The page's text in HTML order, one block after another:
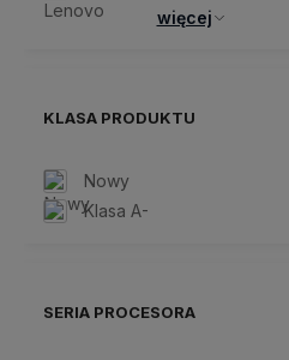
więcej
KLASA PRODUKTU
Nowy
Klasa A-
SERIA PROCESORA